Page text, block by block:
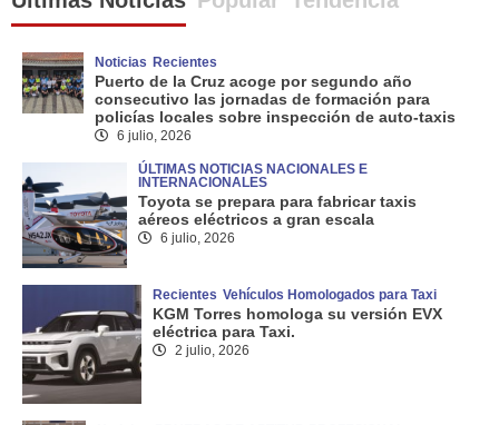
Noticias Recientes
Puerto de la Cruz acoge por segundo año
consecutivo las jornadas de formación para
policías locales sobre inspección de auto-taxis
6 julio, 2026
ÚLTIMAS NOTICIAS NACIONALES E
INTERNACIONALES
Toyota se prepara para fabricar taxis
aéreos eléctricos a gran escala
6 julio, 2026
Recientes Vehículos Homologados para Taxi
KGM Torres homologa su versión EVX
eléctrica para Taxi.
2 julio, 2026